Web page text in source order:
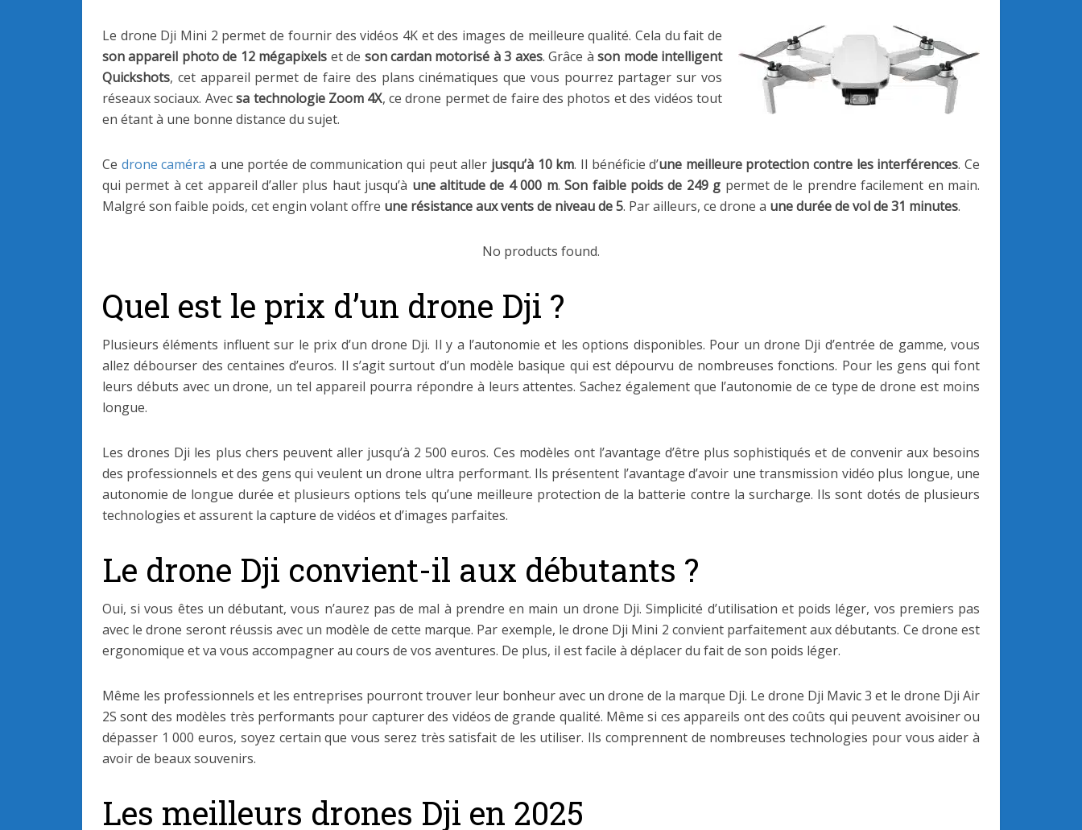
Le drone Dji Mini 2 permet de fournir des vidéos 4K et des images de meilleure qualité. Cela du fait de
son appareil photo de 12 mégapixels et de son cardan motorisé à 3 axes. Grâce àson mode intelligent
Quickshots, cet appareil permet de faire des plans cinématiques que vous pourrez partager sur vos
réseaux sociaux. Avecsa technologie Zoom 4X, ce drone permet de faire des photos et des vidéos tout
en étant à une bonne distance du sujet.
Ce drone caméra a une portée de communication qui peut aller jusqu’à 10 km. Il bénéficie d’une meilleure protection contre les interférences. Ce
qui permet à cet appareil d’aller plus haut jusqu’à une altitude de 4 000 m.Son faible poids de 249 g permet de le prendre facilement en main.
Malgré son faible poids, cet engin volant offre une résistance aux vents de niveau de 5. Par ailleurs, ce drone a une durée de vol de 31 minutes.
No products found.
Quel est le prix d’un drone Dji ?
Plusieurs éléments influent sur le prix d’un drone Dji. Il y a l’autonomie et les options disponibles. Pour un drone Dji d’entrée de gamme, vous
allez débourser des centaines d’euros. Il s’agit surtout d’un modèle basique qui est dépourvu de nombreuses fonctions. Pour les gens qui font
leurs débuts avec un drone, un tel appareil pourra répondre à leurs attentes. Sachez également que l’autonomie de ce type de drone est moins
longue.
Les drones Dji les plus chers peuvent aller jusqu’à 2 500 euros. Ces modèles ont l’avantage d’être plus sophistiqués et de convenir aux besoins
des professionnels et des gens qui veulent un drone ultra performant. Ils présentent l’avantage d’avoir une transmission vidéo plus longue, une
autonomie de longue durée et plusieurs options tels qu’une meilleure protection de la batterie contre la surcharge. Ils sont dotés de plusieurs
technologies et assurent la capture de vidéos et d’images parfaites.
Le drone Dji convient-il aux débutants ?
Oui, si vous êtes un débutant, vous n’aurez pas de mal à prendre en main un drone Dji. Simplicité d’utilisation et poids léger, vos premiers pas
avec le drone seront réussis avec un modèle de cette marque. Par exemple, le drone Dji Mini 2 convient parfaitement aux débutants. Ce drone est
ergonomique et va vous accompagner au cours de vos aventures. De plus, il est facile à déplacer du fait de son poids léger.
Même les professionnels et les entreprises pourront trouver leur bonheur avec un drone de la marque Dji. Le drone Dji Mavic 3 et le drone Dji Air
2S sont des modèles très performants pour capturer des vidéos de grande qualité. Même si ces appareils ont des coûts qui peuvent avoisiner ou
dépasser 1 000 euros, soyez certain que vous serez très satisfait de les utiliser. Ils comprennent de nombreuses technologies pour vous aider à
avoir de beaux souvenirs.
Les meilleurs drones Dji en 2025